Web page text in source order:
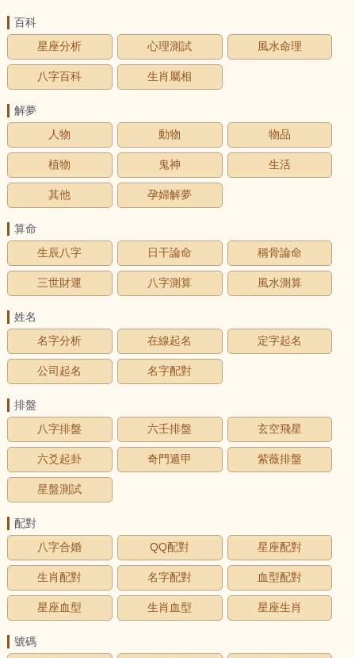
百科
星座分析
心理測試 風水命理
八字百科 生肖屬相
解夢
人物
動物 物品
植物 鬼神 生活
其他 孕婦解夢
算命
生辰八字
日干論命 稱骨論命
三世財運 八字測算 風水測算
姓名
名字分析
在線起名 定字起名
公司起名 名字配對
排盤
八字排盤
六壬排盤 玄空飛星
六爻起卦 奇門遁甲 紫薇排盤
星盤測試
配對
八字合婚
QQ配對 星座配對
生肖配對 名字配對 血型配對
星座血型 生肖血型 星座生肖
號碼